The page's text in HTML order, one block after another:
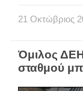
21 Οκτώβριος
Όμιλος
σταθμού